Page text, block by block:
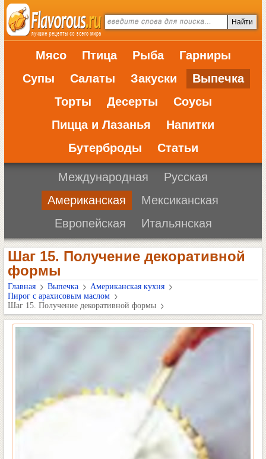
Мясо Птица Рыба
Гарниры
Супы
Салаты Закуски
Выпечка
Торты
Десерты
Соусы
Пицца и Лазанья
Напитки
Бутерброды
Статьи
Международная
Русская
Американская
Мексиканская
Европейская
Итальянская
Шаг 15. Получение декоративной
формы
Главная Выпечка
Американская кухня
Пирог с арахисовым маслом
Шаг 15. Получение декоративной формы